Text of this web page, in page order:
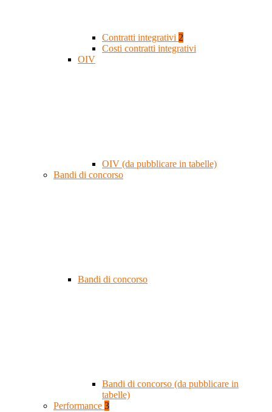
Contratti integrativi 2
Costi contratti integrativi
OIV
OIV (da pubblicare in tabelle)
Bandi di concorso
Bandi di concorso
Bandi di concorso (da pubblicare in
tabelle)
Performance 3